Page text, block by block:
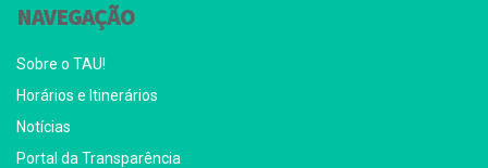
NAVEGAÇÃO
Sobre o TAU!
Horários e Itinerários
Notícias
Portal da Transparência